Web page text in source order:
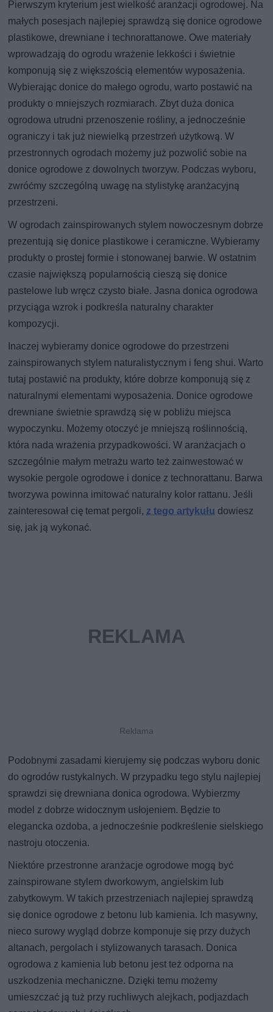
Pierwszym kryterium jest wielkość aranżacji ogrodowej. Na
małych posesjach najlepiej sprawdzą się donice ogrodowe
plastikowe, drewniane i technorattanowe. Owe materiały
wprowadzają do ogrodu wrażenie lekkości i świetnie
komponują się z większością elementów wyposażenia.
Wybierając donice do małego ogrodu, warto postawić na
produkty o mniejszych rozmiarach. Zbyt duża donica
ogrodowa utrudni przenoszenie rośliny, a jednocześnie
ograniczy i tak już niewielką przestrzeń użytkową. W
przestronnych ogrodach możemy już pozwolić sobie na
donice ogrodowe z dowolnych tworzyw. Podczas wyboru,
zwróćmy szczególną uwagę na stylistykę aranżacyjną
przestrzeni.
W ogrodach zainspirowanych stylem nowoczesnym dobrze
prezentują się donice plastikowe i ceramiczne. Wybieramy
produkty o prostej formie i stonowanej barwie. W ostatnim
czasie największą popularnością cieszą się donice
pastelowe lub wręcz czysto białe. Jasna donica ogrodowa
przyciąga wzrok i podkreśla naturalny charakter
kompozycji.
Inaczej wybieramy donice ogrodowe do przestrzeni
zainspirowanych stylem naturalistycznym i feng shui. Warto
tutaj postawić na produkty, które dobrze komponują się z
naturalnymi elementami wyposażenia. Donice ogrodowe
drewniane świetnie sprawdzą się w pobliżu miejsca
wypoczynku. Możemy otoczyć je mniejszą roślinnością,
która nada wrażenia przypadkowości. W aranżacjach o
szczególnie małym metrażu warto też zainwestować w
wysokie pergole ogrodowe i donice z technorattanu. Barwa
tworzywa powinna imitować naturalny kolor rattanu. Jeśli
zainteresował cię temat pergoli, z tego artykułu dowiesz
się, jak ją wykonać.
Podobnymi zasadami kierujemy się podczas wyboru donic
do ogrodów rustykalnych. W przypadku tego stylu najlepiej
sprawdzi się drewniana donica ogrodowa. Wybierzmy
model z dobrze widocznym usłojeniem. Będzie to
elegancka ozdoba, a jednocześnie podkreślenie sielskiego
nastroju otoczenia.
Niektóre przestronne aranżacje ogrodowe mogą być
zainspirowane stylem dworkowym, angielskim lub
zabytkowym. W takich przestrzeniach najlepiej sprawdzą
się donice ogrodowe z betonu lub kamienia. Ich masywny,
nieco surowy wygląd dobrze komponuje się przy dużych
altanach, pergolach i stylizowanych tarasach. Donica
ogrodowa z kamienia lub betonu jest też odporna na
uszkodzenia mechaniczne. Dzięki temu możemy
umieszczać ją tuż przy ruchliwych alejkach, podjazdach